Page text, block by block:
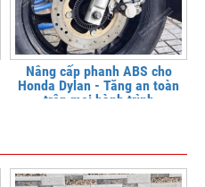
Nâng cấp phanh ABS cho
Honda Dylan - Tăng an toàn
trên mọi hành trình